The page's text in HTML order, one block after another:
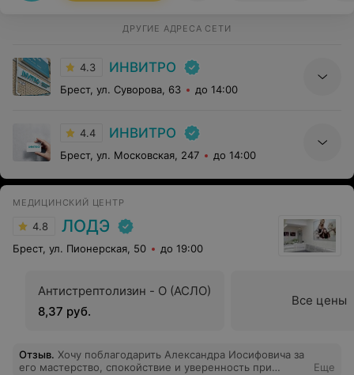
ДРУГИЕ АДРЕСА СЕТИ
4.3 ИНВИТРО
Брест, ул. Суворова, 63 до 14:00
4.4 ИНВИТРО
Брест, ул. Московская, 247 до 14:00
МЕДИЦИНСКИЙ ЦЕНТР
4.8 ЛОДЭ
Брест, ул. Пионерская, 50 до 19:00
Антистрептолизин - О (АСЛО)
8,37 руб.
Все цены
Отзыв. Хочу поблагодарить Александра Иосифовича за
его мастерство, спокойствие и уверенность при
Еще